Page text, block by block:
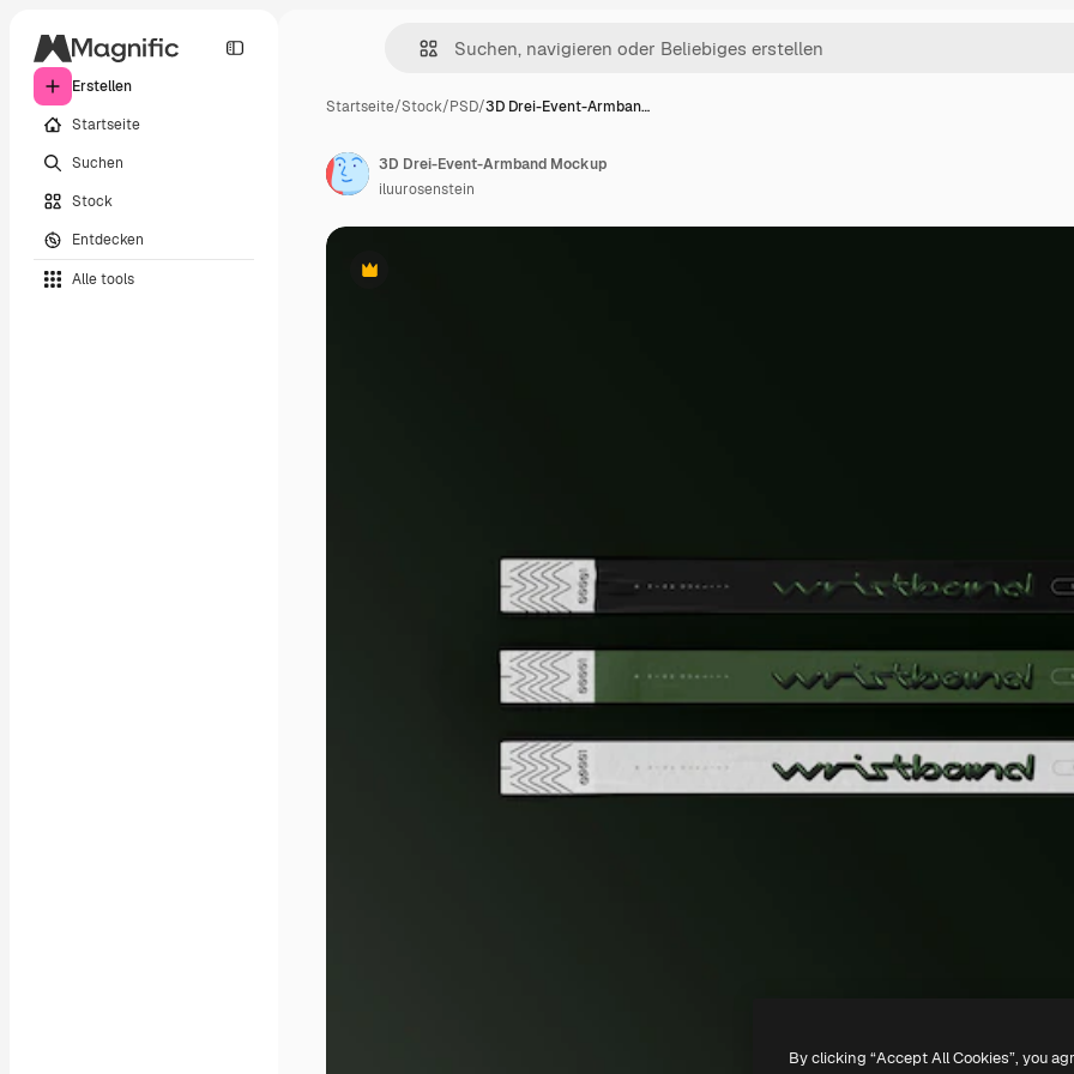
Erstellen
Startseite
Suchen
Stock
Entdecken
Alle tools
Startseite/Stock/PSD/3D Drei-Event-Armban…
Premium
3D Drei-Event-Armband Mockup
iluurosenstein
By clicking “Accept All Cookies”, you